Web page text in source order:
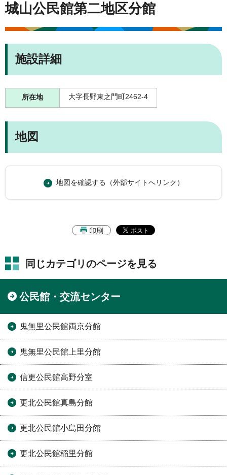
城山公民館第二地区分館
施設詳細
所在地 大字長野東之門町2462-4
地図
地図を確認する（外部サイトへリンク）
印刷
同じカテゴリのページを見る
公民館・交流センター
鬼無里公民館両京分館
鬼無里公民館上里分館
信更公民館高野分室
更北公民館真島分館
更北公民館小島田分館
更北公民館稲里分館